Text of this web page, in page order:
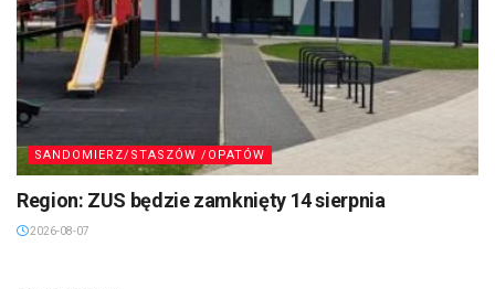
SANDOMIERZ/STASZÓW /OPATÓW
Region: ZUS będzie zamknięty 14 sierpnia
2026-08-07